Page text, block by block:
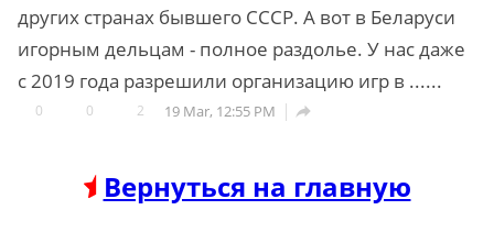
других странах бывшего СССР. А вот в Беларуси
игорным дельцам - полное раздолье. У нас даже
с 2019 года разрешили организацию игр в ......
0 0 2 19 Mar, 12:55 PM 
Вернуться на главную